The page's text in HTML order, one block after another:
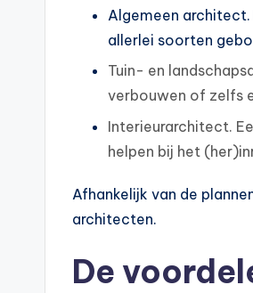
Algemeen
allerlei soorten
Tuin- en
verbouwen of zelfs
Interieurarchitect.
helpen bij het
Afhankelijk van de
architecten.
De